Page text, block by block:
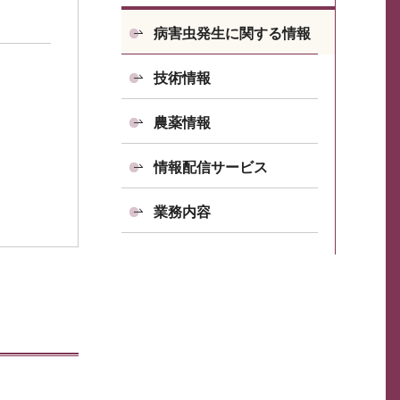
病害虫発生に関する情報
技術情報
農薬情報
情報配信サービス
業務内容